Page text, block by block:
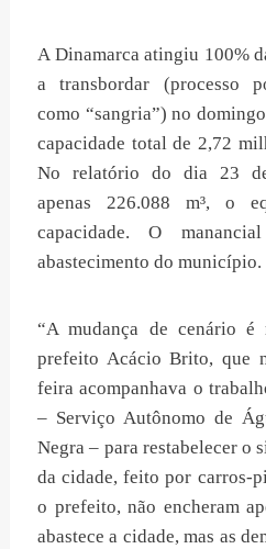
A Dinamarca atingiu 100%
a transbordar (processo
como “sangria”) no
capacidade total de 2,72
No relatório do dia 23
apenas 226.088 m³, o
capacidade. O
abastecimento do município.
“A mudança de cenário é
prefeito Acácio Brito, que
feira acompanhava o
– Serviço Autônomo de
Negra – para restabelecer o
da cidade, feito por carros-
o prefeito, não encheram
abastece a cidade, mas as